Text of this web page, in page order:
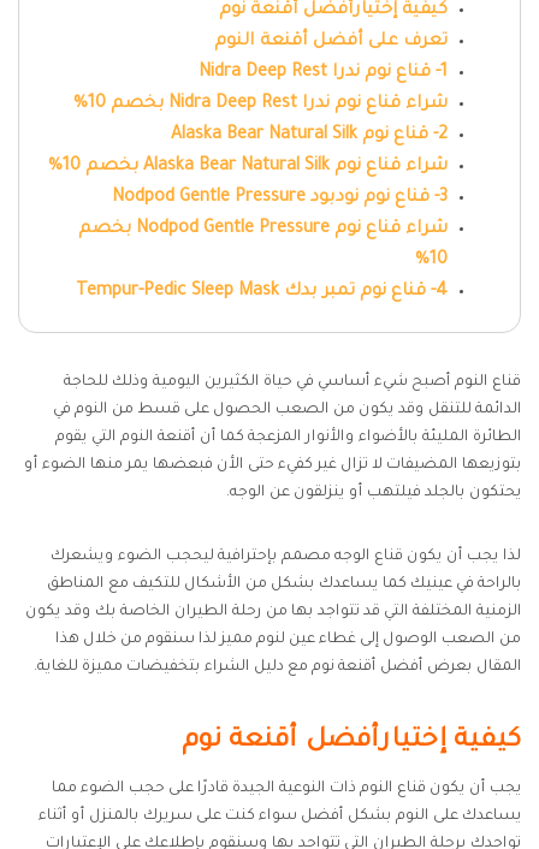
كيفية إختيارأفضل أقنعة نوم
تعرف على أفضل أقنعة النوم
1- قناع نوم ندرا Nidra Deep Rest
شراء قناع نوم ندرا Nidra Deep Rest بخصم 10%
2- قناع نوم Alaska Bear Natural Silk
شراء قناع نوم Alaska Bear Natural Silk بخصم 10%
3- قناع نوم نودبود Nodpod Gentle Pressure
شراء قناع نوم Nodpod Gentle Pressure بخصم
10%
4- قناع نوم تمبر بدك Tempur-Pedic Sleep Mask
قناع النوم أصبح شيء أساسي في حياة الكثيرين اليومية وذلك للحاجة
الدائمة للتنقل وقد يكون من الصعب الحصول على قسط من النوم في
الطائرة المليئة بالأضواء والأنوار المزعجة كما أن أقنعة النوم التي يقوم
بتوزيعها المضيفات لا تزال غير كفيء حتى الأن فبعضها يمر منها الضوء أو
يحتكون بالجلد فيلتهب أو ينزلقون عن الوجه.
لذا يجب أن يكون قناع الوجه مصمم بإحترافية ليحجب الضوء ويشعرك
بالراحة في عينيك كما يساعدك بشكل من الأشكال للتكيف مع المناطق
الزمنية المختلفة التي قد تتواجد بها من رحلة الطيران الخاصة بك وقد يكون
من الصعب الوصول إلى غطاء عين لنوم مميز لذا سنقوم من خلال هذا
المقال بعرض أفضل أقنعة نوم مع دليل الشراء بتخفيضات مميزة للغاية.
كيفية إختيارأفضل أقنعة نوم
يجب أن يكون قناع النوم ذات النوعية الجيدة قادرًا على حجب الضوء مما
يساعدك على النوم بشكل أفضل سواء كنت على سريرك بالمنزل أو أثناء
تواجدك برحلة الطيران التي تتواجد بها وسنقوم بإطلاعك على الإعتبارات